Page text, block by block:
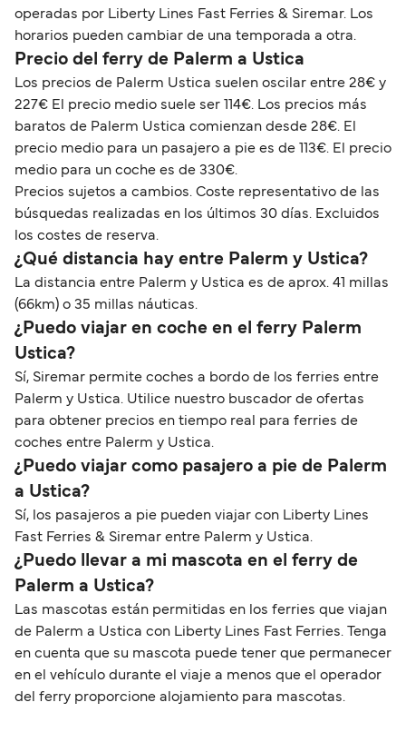
operadas por Liberty Lines Fast Ferries & Siremar. Los
horarios pueden cambiar de una temporada a otra.
Precio del ferry de Palerm a Ustica
Los precios de Palerm Ustica suelen oscilar entre 28€ y
227€ El precio medio suele ser 114€. Los precios más
baratos de Palerm Ustica comienzan desde 28€. El
precio medio para un pasajero a pie es de 113€. El precio
medio para un coche es de 330€.
Precios sujetos a cambios. Coste representativo de las
búsquedas realizadas en los últimos 30 días. Excluidos
los costes de reserva.
¿Qué distancia hay entre Palerm y Ustica?
La distancia entre Palerm y Ustica es de aprox. 41 millas
(66km) o 35 millas náuticas.
¿Puedo viajar en coche en el ferry Palerm
Ustica?
Sí, Siremar permite coches a bordo de los ferries entre
Palerm y Ustica. Utilice nuestro buscador de ofertas
para obtener precios en tiempo real para ferries de
coches entre Palerm y Ustica.
¿Puedo viajar como pasajero a pie de Palerm
a Ustica?
Sí, los pasajeros a pie pueden viajar con Liberty Lines
Fast Ferries & Siremar entre Palerm y Ustica.
¿Puedo llevar a mi mascota en el ferry de
Palerm a Ustica?
Las mascotas están permitidas en los ferries que viajan
de Palerm a Ustica con Liberty Lines Fast Ferries. Tenga
en cuenta que su mascota puede tener que permanecer
en el vehículo durante el viaje a menos que el operador
del ferry proporcione alojamiento para mascotas.